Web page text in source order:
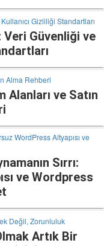
Veri Güvenliği ve
Alanları ve Satın
Sırrı:
ve Wordpress
Artık Bir